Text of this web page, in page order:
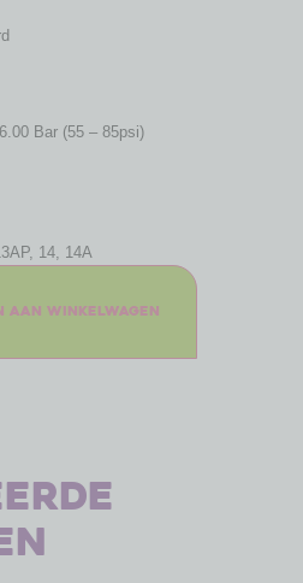
Bar (55 – 85psi)
14, 14A
aan winkelwagen